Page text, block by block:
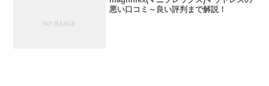
悪い口コミ～良い評判まで解説！